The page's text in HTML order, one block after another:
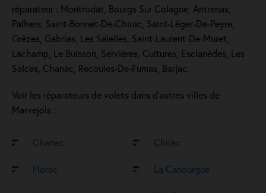
réparateur : Montrodat, Bourgs Sur Colagne, Antrenas,
Palhers, Saint-Bonnet-De-Chirac, Saint-Léger-De-Peyre,
Grèzes, Gabrias, Les Salelles, Saint-Laurent-De-Muret,
Lachamp, Le Buisson, Servières, Cultures, Esclanèdes, Les
Salces, Chanac, Recoules-De-Fumas, Barjac.
Voir les réparateurs de volets dans d’autres villes de
Marvejols :
Chanac Chirac
Florac La Canourgue